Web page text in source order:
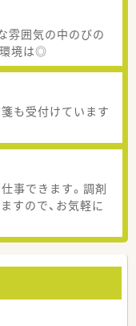
雰囲気の中のびの
環境は◎
も受付けています
事できます。調剤
すので、お気軽に